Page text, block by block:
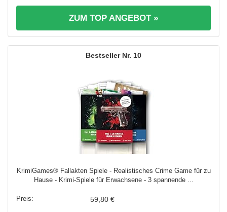
ZUM TOP ANGEBOT »
10
KrimiGames® Fallakten Spiele - Realistisches Crime Game für zu
Hause - Krimi-Spiele für Erwachsene - 3 spannende ...
59,80 €